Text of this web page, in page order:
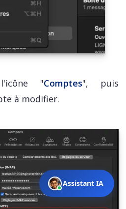
"Comptes", puis
à modifier.
Assistant IA